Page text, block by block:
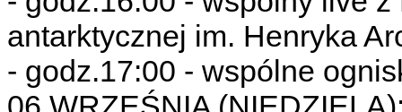
antarktycznej im. Henryka
- godz.17:00 - wspólne